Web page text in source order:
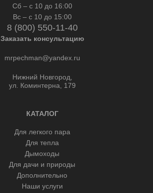
Сб – с 10 до 16:00
Вс – с 10 до 15:00
8 (800) 550-11-40
Заказать консультацию
mrpechman@yandex.ru
Нижний Новгород,
ул. Коминтерна, 179
КАТАЛОГ
Для легкого пара
Для тепла
Дымоходы
Для дачи и природы
Дополнительно
Наши услуги